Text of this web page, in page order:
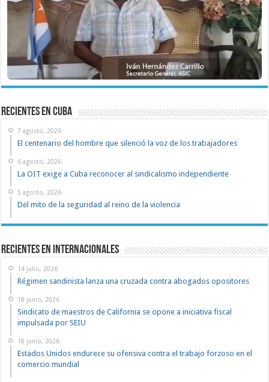
recientes en cuba
7 agosto, 2026
El centenario del hombre que silenció la voz de los trabajadores
6 agosto, 2026
La OIT exige a Cuba reconocer al sindicalismo independiente
5 agosto, 2026
Del mito de la seguridad al reino de la violencia
Recientes en Internacionales
14 julio, 2026
Régimen sandinista lanza una cruzada contra abogados opositores
18 junio, 2026
Sindicato de maestros de California se opone a iniciativa fiscal
impulsada por SEIU
18 junio, 2026
Estados Unidos endurece su ofensiva contra el trabajo forzoso en el
comercio mundial